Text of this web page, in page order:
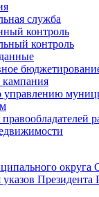
служба
контроль
контроль
управлению
округа
указов Президента